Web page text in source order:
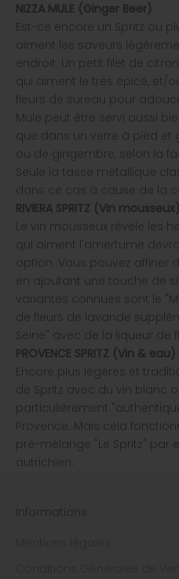
NIZZA MULE (Ginger Beer)
Est-ce encore un Spritz ou
aiment les saveurs
endroit. Un petit filet de
qui aiment le très épicé, et/
fleurs de sureau pour
Mule peut être servi aussi
que dans un verre à pied et
ou de gingembre, selon la
Seule la tasse métallique
dans ce cas à cause de la
RIVIERA SPRITZ (Vin mousseux)
Le vin mousseux révèle les
qui aiment l'amertume
option. Vous pouvez affiner
en ajoutant une touche de
variantes connues sont le
de fleurs de lavande
Seine" avec de la liqueur de
PROVENCE SPRITZ (Vin & eau)
Encore plus légères et
de Spritz avec du vin blanc
particulièrement
Provence. Mais cela
pré-mélange "Le Spritz" par
autrichien.
Informations